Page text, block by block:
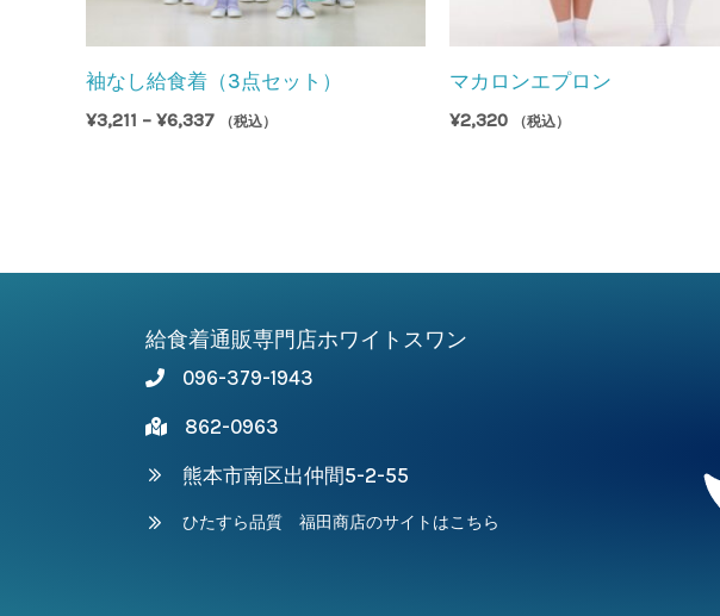
袖なし給食着（3点セット）
¥3,211 – ¥6,337価（税込）
マカロンエプロン
¥2,320 （税込）
給食着通販専門店ホワイトスワン
096-379-1943
862-0963
熊本市南区出仲間5-2-55
ひたすら品質 福田商店のサイトはこちら